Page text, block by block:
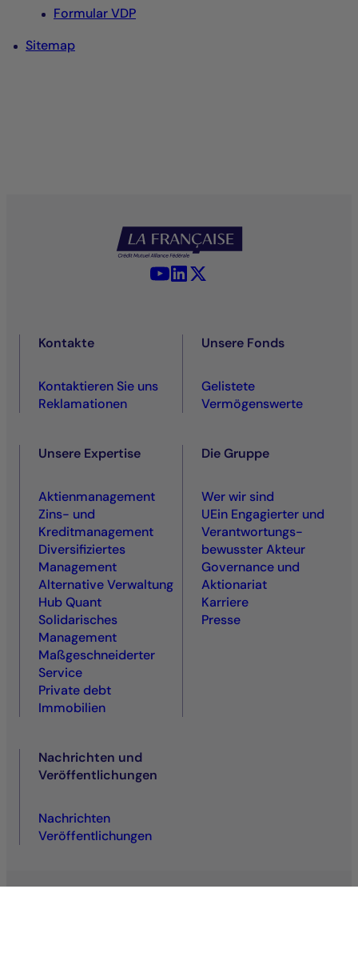
Formular VDP
Sitemap
YouTube - La Française
LinkedIn - La Française
Kontakte
Kontaktieren Sie uns
Reklamationen
Unsere Fonds
Gelistete
Vermögenswerte
Unsere Expertise
Aktienmanagement
Zins- und
Kreditmanagement
Diversifiziertes
Management
Alternative Verwaltung
Hub Quant
Solidarisches
Management
Maßgeschneiderter
Service
Private debt
Immobilien
Die Gruppe
Wer wir sind
UEin Engagierter und
Ver­antwortungs­
bewusster Akteur
Governance und
Aktionariat
Karriere
Presse
Nachrichten und
Veröffentlichungen
Nachrichten
Veröffentlichungen